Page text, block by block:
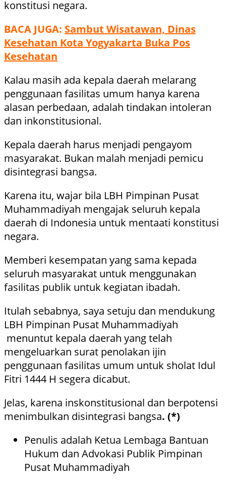
konstitusi negara.
BACA JUGA: Sambut Wisatawan, Dinas
Kesehatan Kota Yogyakarta Buka Pos
Kesehatan
Kalau masih ada kepala daerah melarang
penggunaan fasilitas umum hanya karena
alasan perbedaan, adalah tindakan intoleran
dan inkonstitusional.
Kepala daerah harus menjadi pengayom
masyarakat. Bukan malah menjadi pemicu
disintegrasi bangsa.
Karena itu, wajar bila LBH Pimpinan Pusat
Muhammadiyah mengajak seluruh kepala
daerah di Indonesia untuk mentaati konstitusi
negara.
Memberi kesempatan yang sama kepada
seluruh masyarakat untuk menggunakan
fasilitas publik untuk kegiatan ibadah.
Itulah sebabnya, saya setuju dan mendukung
LBH Pimpinan Pusat Muhammadiyah
menuntut kepala daerah yang telah
mengeluarkan surat penolakan ijin
penggunaan fasilitas umum untuk sholat Idul
Fitri 1444 H segera dicabut.
Jelas, karena inskonstitusional dan berpotensi
menimbulkan disintegrasi bangsa. (*)
Penulis adalah Ketua Lembaga Bantuan
Hukum dan Advokasi Publik Pimpinan
Pusat Muhammadiyah